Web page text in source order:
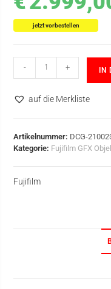
jetzt vorbestellen
- + IN
auf die Merkliste
Artikelnummer: DCG-
Kategorie: Fujifilm GFX
Fujifilm